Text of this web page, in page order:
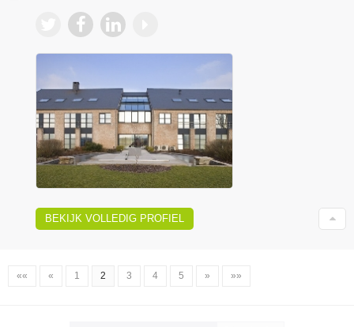
BEKIJK VOLLEDIG PROFIEL
«« « 1 2 3 4 5 » »»